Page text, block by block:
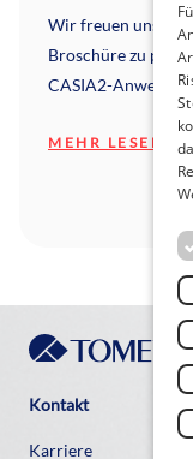
Wir freuen uns,
Broschüre zu
CASIA2-
MEHR LESEN
Kontakt
Karriere